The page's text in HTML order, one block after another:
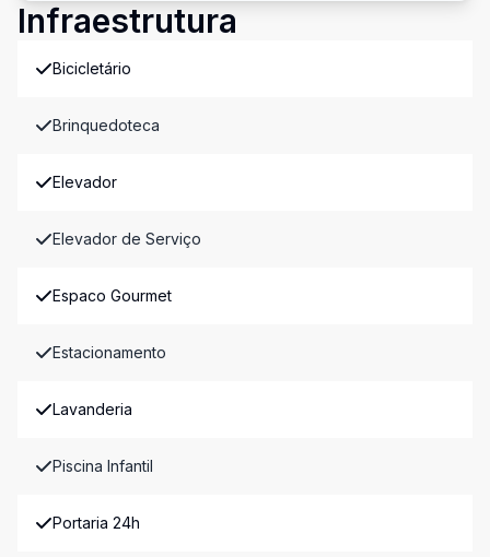
Infraestrutura
Bicicletário
Brinquedoteca
Elevador
Elevador de Serviço
Espaco Gourmet
Estacionamento
Lavanderia
Piscina Infantil
Portaria 24h